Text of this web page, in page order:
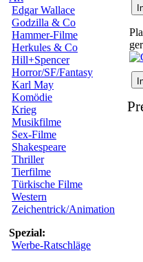
Edgar Wallace
Godzilla & Co
Hammer-Filme
Herkules & Co
Hill+Spencer
Horror/SF/Fantasy
Karl May
Komödie
Krieg
Musikfilme
Sex-Filme
Shakespeare
Thriller
Tierfilme
Türkische Filme
Western
Zeichentrick/Animation
Spezial:
Werbe-Ratschläge